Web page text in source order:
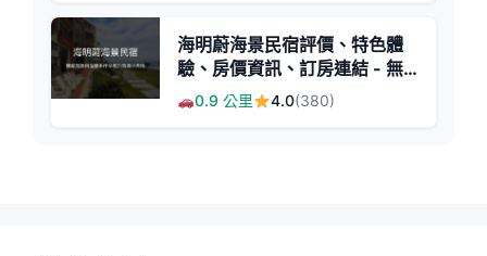
海明蔚海景民宿評價、特色體
驗、房價資訊、訂房連結 - 無
敵海景與手作早餐
0.9 公里 4.0(380)